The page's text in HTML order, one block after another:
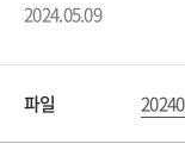
2024.05.09
파일